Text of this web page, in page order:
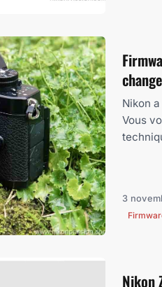
Nikon
Vous
3
Nikon